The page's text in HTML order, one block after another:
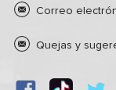
Correo
Quejas y